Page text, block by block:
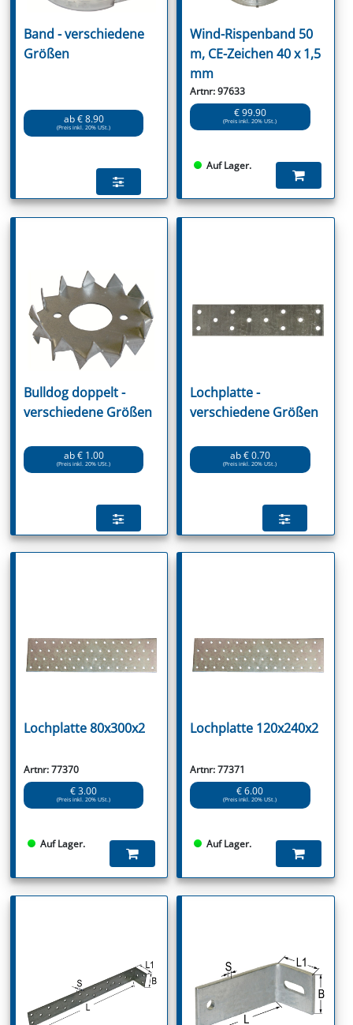
Band - verschiedene
Größen
ab € 8.90
(Preis inkl. 20% USt.)
Wind-Rispenband 50
m, CE-Zeichen 40 x 1,5
mm
Artnr: 97633
€ 99.90
(Preis inkl. 20% USt.)
Auf Lager.
Bulldog doppelt -
verschiedene Größen
ab € 1.00
(Preis inkl. 20% USt.)
Lochplatte -
verschiedene Größen
ab € 0.70
(Preis inkl. 20% USt.)
Lochplatte 80x300x2
Artnr: 77370
€ 3.00
(Preis inkl. 20% USt.)
Auf Lager.
Lochplatte 120x240x2
Artnr: 77371
€ 6.00
(Preis inkl. 20% USt.)
Auf Lager.